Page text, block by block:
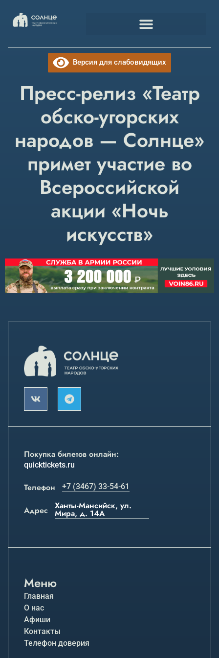
Версия для слабовидящих
Пресс-релиз «Театр
обско-угорских
народов — Солнце»
примет участие во
Всероссийской
акции «Ночь
искусств»
Покупка билетов онлайн:
quicktickets.ru
Телефон +7 (3467) 33-54-61
Адрес Ханты-Мансийск, ул.
Мира, д. 14А
Меню
Главная
О нас
Афиши
Контакты
Телефон доверия